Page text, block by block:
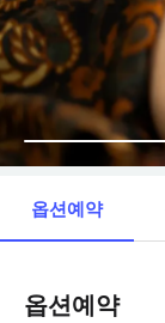
옵션예약
옵션예약